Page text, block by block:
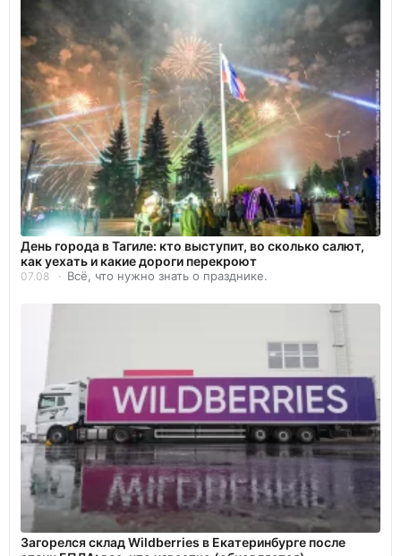
День города в Тагиле: кто выступит, во сколько салют,
как уехать и какие дороги перекроют
07.08 Всё, что нужно знать о празднике.
Загорелся склад Wildberries в Екатеринбурге после